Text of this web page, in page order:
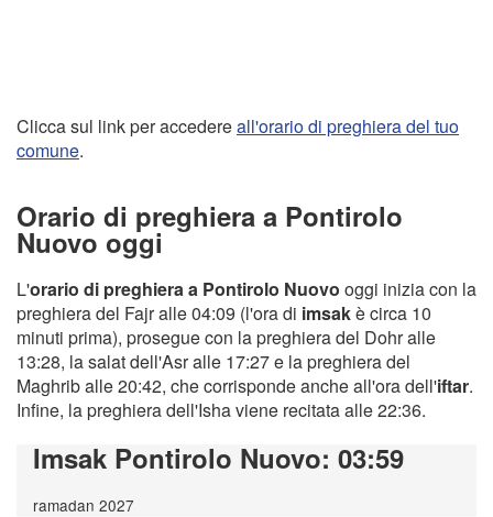
Clicca sul link per accedereall'orario di preghiera del tuo
comune.
Orario di preghiera a Pontirolo
Nuovo oggi
L'orario di preghiera a Pontirolo Nuovo oggi inizia con la
preghiera del Fajr alle 04:09 (l'ora di imsakè circa 10
minuti prima), prosegue con la preghiera del Dohr alle
13:28, la salat dell'Asr alle 17:27 e la preghiera del
Maghrib alle 20:42, che corrisponde anche all'ora dell'iftar.
Infine, la preghiera dell'Isha viene recitata alle 22:36.
Imsak Pontirolo Nuovo: 03:59
ramadan 2027